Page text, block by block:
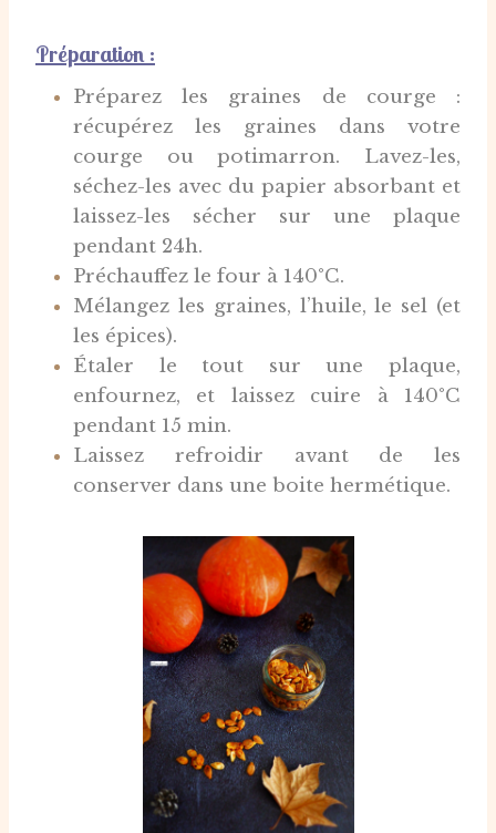
Préparation :
Préparez les graines de courge :
récupérez les graines dans votre
courge ou potimarron. Lavez-les,
séchez-les avec du papier absorbant et
laissez-les sécher sur une plaque
pendant 24h.
Préchauffez le four à 140°C.
Mélangez les graines, l’huile, le sel (et
les épices).
Étaler le tout sur une plaque,
enfournez, et laissez cuire à 140°C
pendant 15 min.
Laissez refroidir avant de les
conserver dans une boite hermétique.